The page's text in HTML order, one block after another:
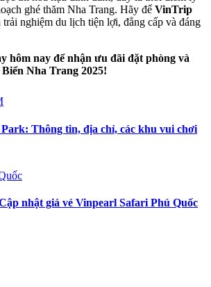
ghé thăm Nha Trang. Hãy để VinTrip
trải nghiệm du lịch tiện lợi, đẳng cấp và đáng
hôm nay để nhận ưu đãi đặt phòng và
Nha Trang 2025!
Thông tin, địa chỉ, các khu vui chơi
nhật giá vé Vinpearl Safari Phú Quốc